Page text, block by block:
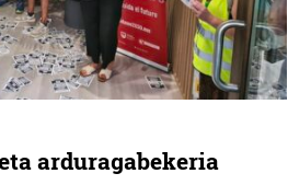
arduragabekeria